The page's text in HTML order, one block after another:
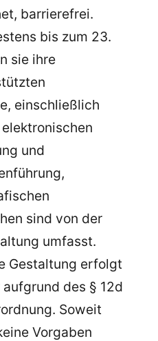
barrierefrei.
bis zum 23.
sie ihre
einschließlich
und
sind von der
umfasst.
Gestaltung erfolgt
des § 12d
Soweit
Vorgaben